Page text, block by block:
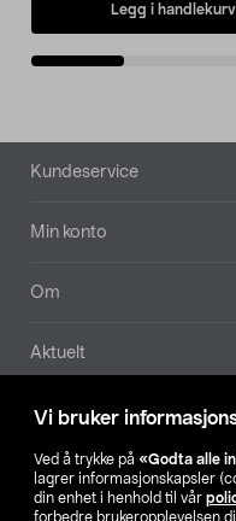
Vi bruker
Ved å trykke på «Godta alle
lagrer informasjonskapsler
din enhet i henhold til vår
forbedre brukeropplevelsen
Legg i handlekurv
Bunntekst
Kundeservice
Min konto
Om
Aktuelt
Våre selskaper